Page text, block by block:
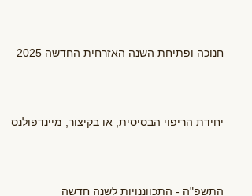
חנוכה ופתיחת השנה האזרחית החדשה 2025
יחידת הריפוי הבסיסית, או בקיצור, מיינדפולנס
התשפ"ה - התכווננויות לשנה חדשה